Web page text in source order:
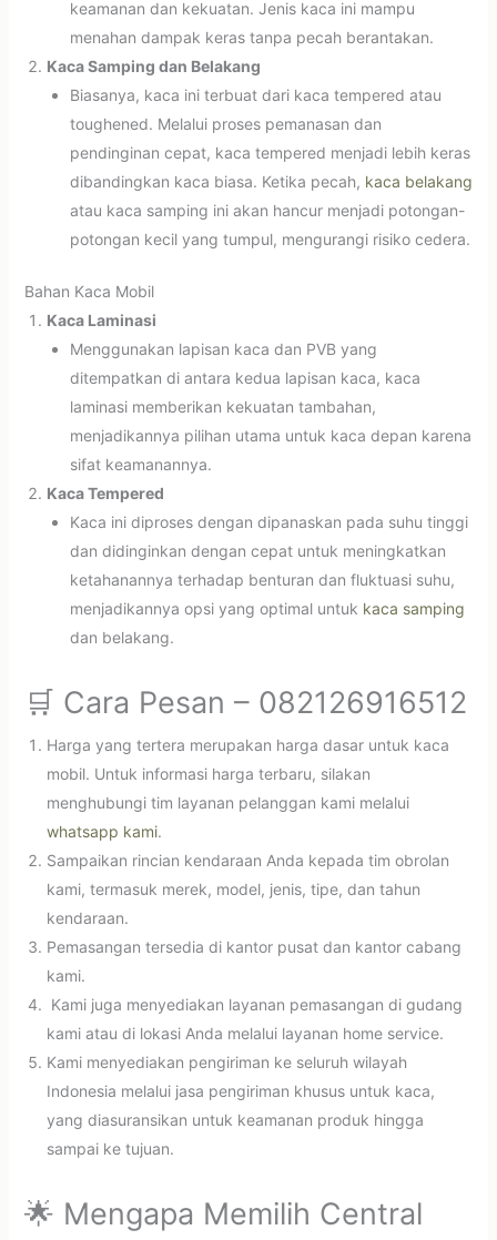
keamanan dan kekuatan. Jenis kaca ini mampu
menahan dampak keras tanpa pecah berantakan.
Kaca Samping dan Belakang
Biasanya, kaca ini terbuat dari kaca tempered atau
toughened. Melalui proses pemanasan dan
pendinginan cepat, kaca tempered menjadi lebih keras
dibandingkan kaca biasa. Ketika pecah, kaca belakang
atau kaca samping ini akan hancur menjadi potongan-
potongan kecil yang tumpul, mengurangi risiko cedera.
Bahan Kaca Mobil
Kaca Laminasi
Menggunakan lapisan kaca dan PVB yang
ditempatkan di antara kedua lapisan kaca, kaca
laminasi memberikan kekuatan tambahan,
menjadikannya pilihan utama untuk kaca depan karena
sifat keamanannya.
Kaca Tempered
Kaca ini diproses dengan dipanaskan pada suhu tinggi
dan didinginkan dengan cepat untuk meningkatkan
ketahanannya terhadap benturan dan fluktuasi suhu,
menjadikannya opsi yang optimal untuk kaca samping
dan belakang.
🛒 Cara Pesan – 082126916512
Harga yang tertera merupakan harga dasar untuk kaca
mobil. Untuk informasi harga terbaru, silakan
menghubungi tim layanan pelanggan kami melalui
whatsapp kami.
Sampaikan rincian kendaraan Anda kepada tim obrolan
kami, termasuk merek, model, jenis, tipe, dan tahun
kendaraan.
Pemasangan tersedia di kantor pusat dan kantor cabang
kami.
Kami juga menyediakan layanan pemasangan di gudang
kami atau di lokasi Anda melalui layanan home service.
Kami menyediakan pengiriman ke seluruh wilayah
Indonesia melalui jasa pengiriman khusus untuk kaca,
yang diasuransikan untuk keamanan produk hingga
sampai ke tujuan.
🌟 Mengapa Memilih Central